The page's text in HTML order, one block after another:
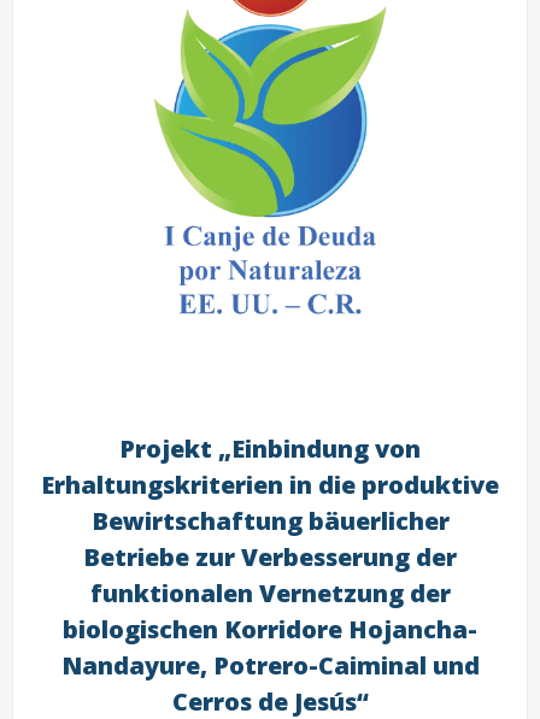
Projekt „Einbindung von
Erhaltungskriterien in die produktive
Bewirtschaftung bäuerlicher
Betriebe zur Verbesserung der
funktionalen Vernetzung der
biologischen Korridore Hojancha-
Nandayure, Potrero-Caiminal und
Cerros de Jesús“